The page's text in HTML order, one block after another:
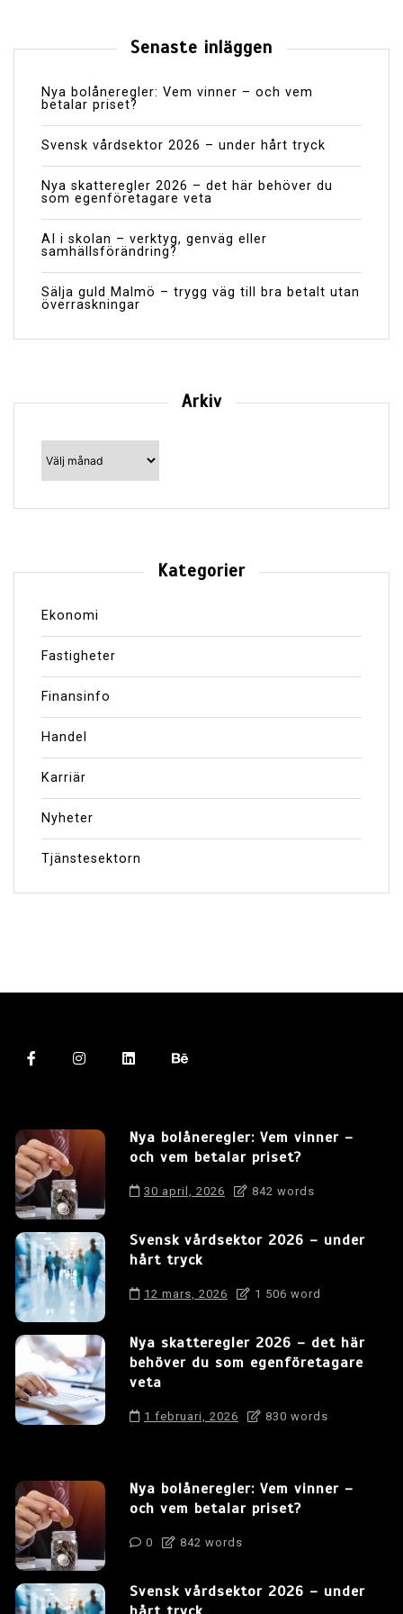
Senaste inläggen
Nya bolåneregler: Vem vinner – och vem
betalar priset?
Svensk vårdsektor 2026 – under hårt tryck
Nya skatteregler 2026 – det här behöver du
som egenföretagare veta
AI i skolan – verktyg, genväg eller
samhällsförändring?
Sälja guld Malmö – trygg väg till bra betalt utan
överraskningar
Arkiv
Kategorier
Ekonomi
Fastigheter
Finansinfo
Handel
Karriär
Nyheter
Tjänstesektorn
Nya bolåneregler: Vem vinner –
och vem betalar priset?
30 april, 2026 842 words
Svensk vårdsektor 2026 – under
hårt tryck
12 mars, 2026 1 506 word
Nya skatteregler 2026 – det här
behöver du som egenföretagare
veta
1 februari, 2026 830 words
Nya bolåneregler: Vem vinner –
och vem betalar priset?
0 842 words
Svensk vårdsektor 2026 – under